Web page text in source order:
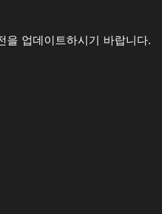
을 업데이트하시기 바랍니다.